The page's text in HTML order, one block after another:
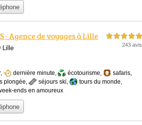
- Agence de voyages à Lille
Lille
5,0 étoiles sur 5
243 avis
, dernière minute, écotourisme, safaris,
plongée, séjours ski, tours du monde,
ends en amoureux